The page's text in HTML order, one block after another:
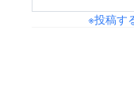
よう、チ
なって練
き、雨に
※投稿す